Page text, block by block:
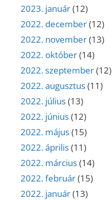
2023. január(12)
2022. december(12)
2022. november(13)
2022. október(14)
2022. szeptember(12)
2022. augusztus(11)
2022. július(13)
2022. június(12)
2022. május(15)
2022. április(11)
2022. március(14)
2022. február(15)
2022. január(13)